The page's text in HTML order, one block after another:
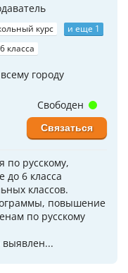
курс
и еще 1
класса
городу
по русскому,
до 6 класса
классов.
повышение
по русскому
выявлен...
Свободен
Связаться